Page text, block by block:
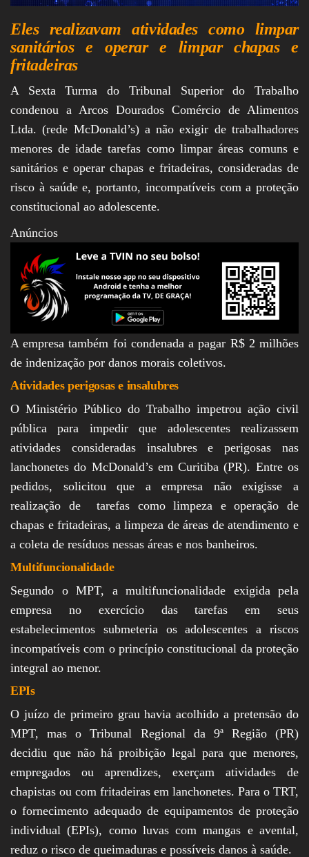
Eles realizavam atividades como limpar
sanitários e operar e limpar chapas e
fritadeiras
A Sexta Turma do Tribunal Superior do Trabalho
condenou a Arcos Dourados Comércio de Alimentos
Ltda. (rede McDonald’s) a não exigir de trabalhadores
menores de idade tarefas como limpar áreas comuns e
sanitários e operar chapas e fritadeiras, consideradas de
risco à saúde e, portanto, incompatíveis com a proteção
constitucional ao adolescente.
Anúncios
A empresa também foi condenada a pagar R$ 2 milhões
de indenização por danos morais coletivos.
Atividades perigosas e insalubres
O Ministério Público do Trabalho impetrou ação civil
pública para impedir que adolescentes realizassem
atividades consideradas insalubres e perigosas nas
lanchonetes do McDonald’s em Curitiba (PR). Entre os
pedidos, solicitou que a empresa não exigisse a
realização de tarefas como limpeza e operação de
chapas e fritadeiras, a limpeza de áreas de atendimento e
a coleta de resíduos nessas áreas e nos banheiros.
Multifuncionalidade
Segundo o MPT, a multifuncionalidade exigida pela
empresa no exercício das tarefas em seus
estabelecimentos submeteria os adolescentes a riscos
incompatíveis com o princípio constitucional da proteção
integral ao menor.
EPIs
O juízo de primeiro grau havia acolhido a pretensão do
MPT, mas o Tribunal Regional da 9ª Região (PR)
decidiu que não há proibição legal para que menores,
empregados ou aprendizes, exerçam atividades de
chapistas ou com fritadeiras em lanchonetes. Para o TRT,
o fornecimento adequado de equipamentos de proteção
individual (EPIs), como luvas com mangas e avental,
reduz o risco de queimaduras e possíveis danos à saúde.